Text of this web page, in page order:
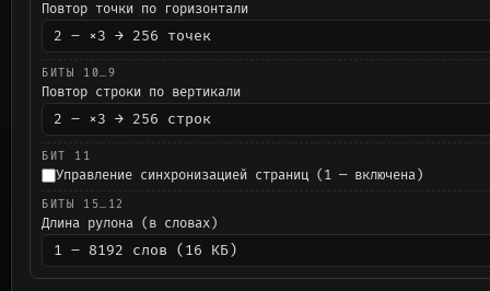
Повтор точки по горизонтали
БИТЫ 10…9
Повтор строки по вертикали
БИТ 11
Управление синхронизацией страниц (1 — включена)
БИТЫ 15…12
Длина рулона (в словах)